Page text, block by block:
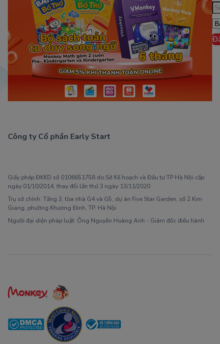
Công ty Cổ phần Early Start
Giấy phép ĐKKD số 0106651756 do Sở Kế hoạch và Đầu tư TP Hà Nội cấp
ngày 01/10/2014, thay đổi lần thứ 3 ngày 13/11/2020
Trụ sở chính: Tầng 3, tòa nhà G4 và G5, dự án Five Star Garden, số 2 Kim
Giang, phường Khương Đình, TP. Hà Nội
Người đại diện pháp luật: Ông Nguyễn Hoàng Anh - Giám đốc điều hành